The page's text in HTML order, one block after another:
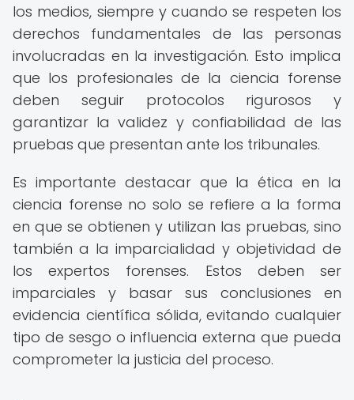
los medios, siempre y cuando se respeten los
derechos fundamentales de las personas
involucradas en la investigación. Esto implica
que los profesionales de la ciencia forense
deben seguir protocolos rigurosos y
garantizar la validez y confiabilidad de las
pruebas que presentan ante los tribunales.
Es importante destacar que la ética en la
ciencia forense no solo se refiere a la forma
en que se obtienen y utilizan las pruebas, sino
también a la imparcialidad y objetividad de
los expertos forenses. Estos deben ser
imparciales y basar sus conclusiones en
evidencia científica sólida, evitando cualquier
tipo de sesgo o influencia externa que pueda
comprometer la justicia del proceso.